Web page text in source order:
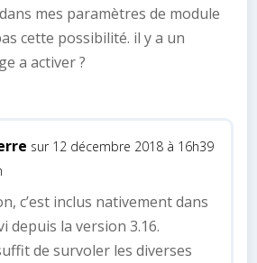
mes paramètres de module
cette possibilité. il y a un
a activer ?
sur 12 décembre 2018 à 16h39
c’est inclus nativement dans
depuis la version 3.16.
de survoler les diverses